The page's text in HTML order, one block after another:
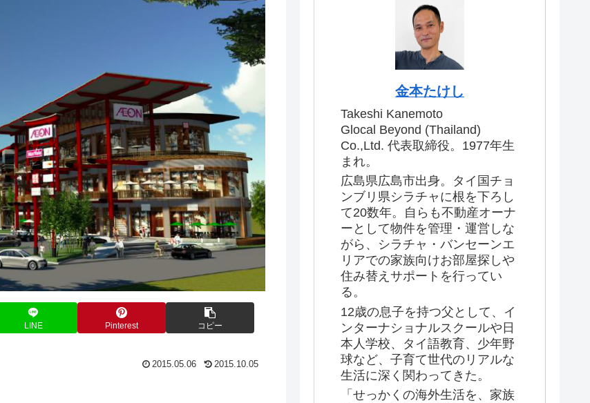
LINE Pinterest コピー
2015.05.06 2015.10.05
金本たけし
Takeshi Kanemoto
Glocal Beyond (Thailand)
Co.,Ltd. 代表取締役。1977年生
まれ。
広島県広島市出身。タイ国チョ
ンブリ県シラチャに根を下ろし
て20数年。自らも不動産オーナ
ーとして物件を管理・運営しな
がら、シラチャ・バンセーンエ
リアでの家族向けお部屋探しや
住み替えサポートを行ってい
る。
12歳の息子を持つ父として、イ
ンターナショナルスクールや日
本人学校、タイ語教育、少年野
球など、子育て世代のリアルな
生活に深く関わってきた。
「せっかくの海外生活を、家族